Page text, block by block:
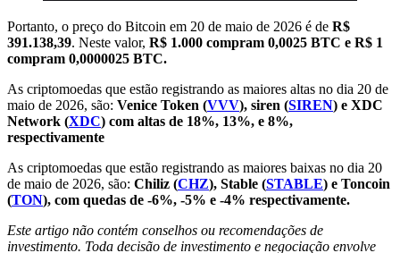
Portanto, o preço do Bitcoin em 20 de maio de 2026 é de R$
391.138,39. Neste valor, R$ 1.000 compram 0,0025 BTC e R$ 1
compram 0,0000025 BTC.
As criptomoedas que estão registrando as maiores altas no dia 20 de
maio de 2026, são: Venice Token (VVV), siren (SIREN) e XDC
Network (XDC) com altas de 18%, 13%, e 8%,
respectivamente
As criptomoedas que estão registrando as maiores baixas no dia 20
de maio de 2026, são: Chiliz (CHZ), Stable (STABLE) e Toncoin
(TON), com quedas de -6%, -5% e -4% respectivamente.
Este artigo não contém conselhos ou recomendações de
investimento. Toda decisão de investimento e negociação envolve